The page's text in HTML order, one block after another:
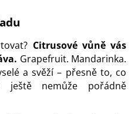
Citrusové vůně vás
Grapefruit. Mandarinka.
a svěží – přesně to, co
nemůže pořádně